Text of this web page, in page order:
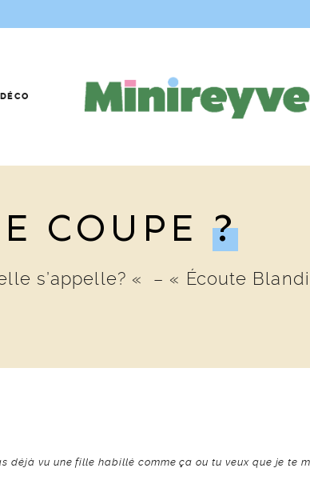
DÉCO
COUPE?
s’appelle? « – « Écoute
déjà vu une fille habillé comme ça ou tu veux que je te